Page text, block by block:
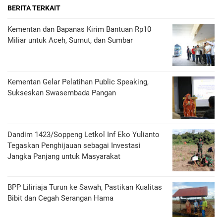
BERITA TERKAIT
Kementan dan Bapanas Kirim Bantuan Rp10
Miliar untuk Aceh, Sumut, dan Sumbar
Kementan Gelar Pelatihan Public Speaking,
Sukseskan Swasembada Pangan
Dandim 1423/Soppeng Letkol Inf Eko Yulianto
Tegaskan Penghijauan sebagai Investasi
Jangka Panjang untuk Masyarakat
BPP Liliriaja Turun ke Sawah, Pastikan Kualitas
Bibit dan Cegah Serangan Hama